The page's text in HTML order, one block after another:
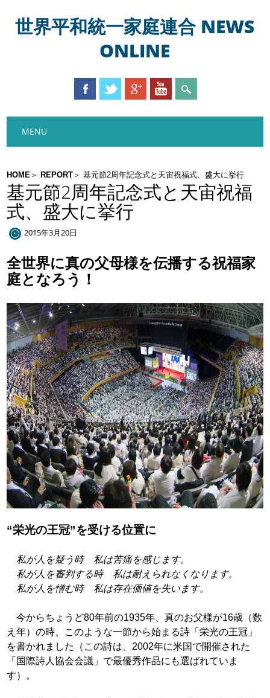
世界平和統一家庭連合 NEWS
ONLINE
Main menu
MENU
HOME REPORT 基元節2周年記念式と天宙祝福式、盛大に挙行
基元節2周年記念式と天宙祝福
式、盛大に挙行
2015年3月20日
全世界に真の父母様を伝播する祝福家
庭となろう！
“栄光の王冠”を受ける位置に
私が人を疑う時 私は苦痛を感じます。
私が人を審判する時 私は耐えられなくなり ます。
私が人を憎む時 私は存在価値を失い ます。
今からちょうど80年前の1935年、真のお父様が16歳（数
え年）の時、このような一節から始まる詩「栄光の王冠」
を書かれま した（この詩は、2002年に米国で開催された
「国際詩人協会会議」で最優秀作品にも選ばれていま
す）。